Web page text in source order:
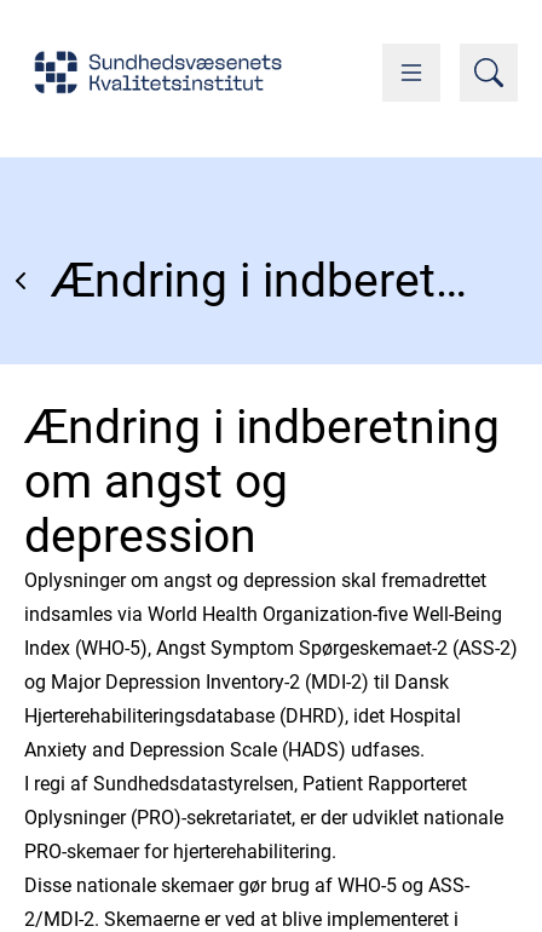
Ændring i indberetning om angst og depression
Ændring i indberetning
om angst og
depression
Oplysninger om angst og depression skal fremadrettet
indsamles via World Health Organization-five Well-Being
Index (WHO-5), Angst Symptom Spørgeskemaet-2 (ASS-2)
og Major Depression Inventory-2 (MDI-2) til Dansk
Hjerterehabiliteringsdatabase (DHRD), idet Hospital
Anxiety and Depression Scale (HADS) udfases.
I regi af Sundhedsdatastyrelsen, Patient Rapporteret
Oplysninger (PRO)-sekretariatet, er der udviklet nationale
PRO-skemaer for hjerterehabilitering.
Disse nationale skemaer gør brug af WHO-5 og ASS-
2/MDI-2. Skemaerne er ved at blive implementeret i